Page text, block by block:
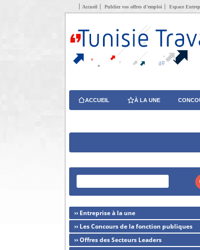
Accueil Publiez vos offres d’emploi Espace
ACCUEIL À LA UNE
›› Entreprise à la une
›› Les Concours de la fonction publiques
›› Offres des Secteurs Leaders